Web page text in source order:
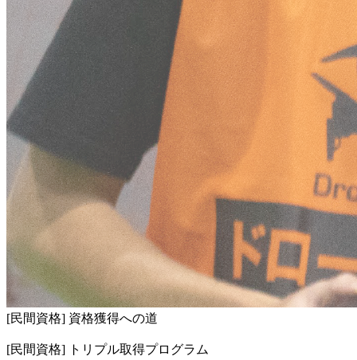
[民間資格] 資格獲得への道
[民間資格] トリプル取得プログラム